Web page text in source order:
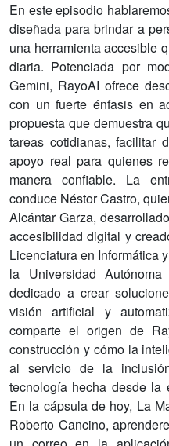
En este episodio
diseñada para brindar a
una herramienta accesible
diaria. Potenciada por
Gemini, RayoAI ofrece
con un fuerte énfasis en
propuesta que demuestra
tareas cotidianas, facilitar
apoyo real para quienes
manera confiable. La
conduce Néstor Castro,
Alcántar Garza,
accesibilidad digital y
Licenciatura en Informática
la Universidad
dedicado a crear
visión artificial y
comparte el origen de
construcción y cómo la
al servicio de la
tecnología hecha desde la
En la cápsula de hoy, La
Roberto Cancino,